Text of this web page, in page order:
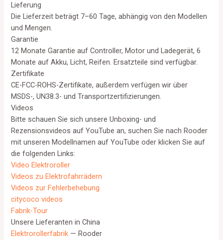
Lieferung
Die Lieferzeit beträgt 7–60 Tage, abhängig von den Modellen
und Mengen.
Garantie
12 Monate Garantie auf Controller, Motor und Ladegerät, 6
Monate auf Akku, Licht, Reifen. Ersatzteile sind verfügbar.
Zertifikate
CE-FCC-ROHS-Zertifikate, außerdem verfügen wir über
MSDS-, UN38.3- und Transportzertifizierungen.
Videos
Bitte schauen Sie sich unsere Unboxing- und
Rezensionsvideos auf YouTube an, suchen Sie nach Rooder
mit unseren Modellnamen auf YouTube oder klicken Sie auf
die folgenden Links:
Video Elektroroller
Videos zu Elektrofahrrädern
Videos zur Fehlerbehebung
citycoco videos
Fabrik-Tour
Unsere Lieferanten in China
Elektrorollerfabrik — Rooder